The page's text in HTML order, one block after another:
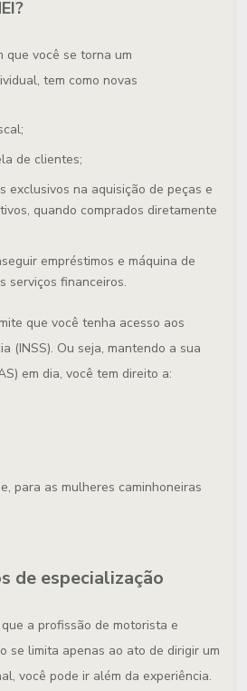
que você se torna um
tem como novas
de clientes;
exclusivos na aquisição de peças e
quando comprados diretamente
empréstimos e máquina de
serviços financeiros.
que você tenha acesso aos
(INSS). Ou seja, mantendo a sua
em dia, você tem direito a:
para as mulheres caminhoneiras
de especialização
a profissão de motorista e
se limita apenas ao ato de dirigir um
você pode ir além da experiência.